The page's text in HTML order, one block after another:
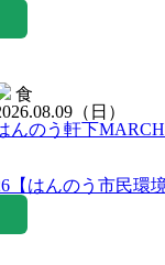
食
（日）
んのう軒下
はんのう市民環